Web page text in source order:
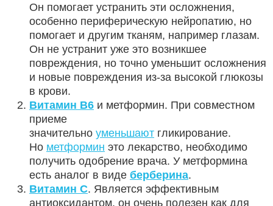
Он помогает устранить эти осложнения,
особенно периферическую нейропатию, но
помогает и другим тканям, например глазам.
Он не устранит уже это возникшее
повреждения, но точно уменьшит осложнения
и новые повреждения из-за высокой глюкозы
в крови.
Витамин B6 и метформин. При совместном
приеме
значительно уменьшают гликирование.
Но метформин это лекарство, необходимо
получить одобрение врача. У метформина
есть аналог в виде берберина.
Витамин С. Является эффективным
антиоксидантом, он очень полезен как для